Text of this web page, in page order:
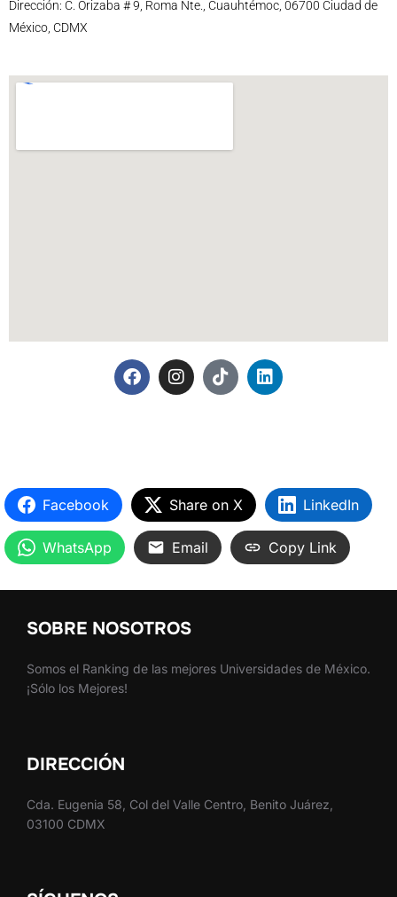
Dirección: C. Orizaba # 9, Roma Nte., Cuauhtémoc, 06700 Ciudad de
México, CDMX
Facebook Share on X LinkedIn
WhatsApp Email Copy Link
SOBRE NOSOTROS
Somos el Ranking de las mejores Universidades de México.
¡Sólo los Mejores!
DIRECCIÓN
Cda. Eugenia 58, Col del Valle Centro, Benito Juárez,
03100 CDMX